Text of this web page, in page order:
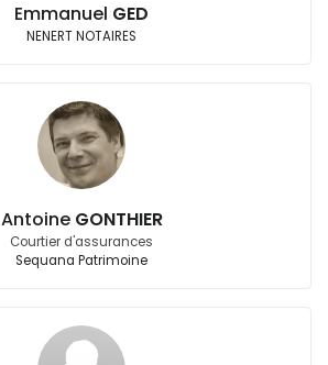
Emmanuel GED
NENERT NOTAIRES
Antoine GONTHIER
Courtier d'assurances
Sequana Patrimoine